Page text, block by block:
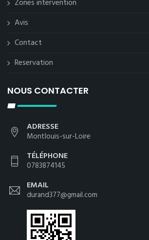
Zones intervention
Avis
Contact
Reservation
NOUS CONTACTER
ADRESSE
Montlouis-sur-Loire
TÉLÉPHONE
0783874145
EMAIL
durand377@gmail.com